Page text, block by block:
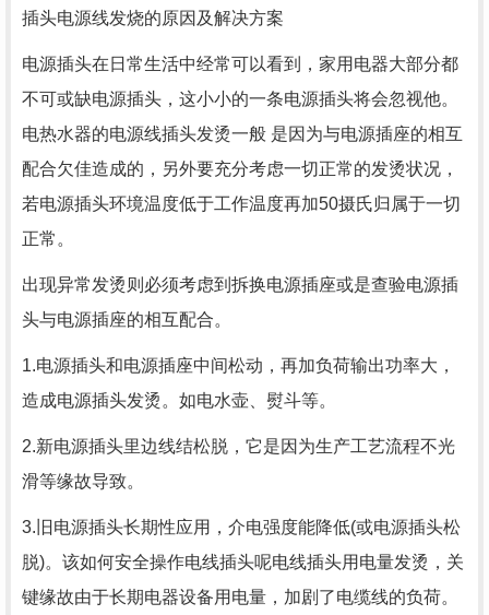
插头电源线发烧的原因及解决方案
电源插头在日常生活中经常可以看到，家用电器大部分都
不可或缺电源插头，这小小的一条电源插头将会忽视他。
电热水器的电源线插头发烫一般 是因为与电源插座的相互
配合欠佳造成的，另外要充分考虑一切正常的发烫状况，
若电源插头环境温度低于工作温度再加50摄氏归属于一切
正常。
出现异常发烫则必须考虑到拆换电源插座或是查验电源插
头与电源插座的相互配合。
1.电源插头和电源插座中间松动，再加负荷输出功率大，
造成电源插头发烫。如电水壶、熨斗等。
2.新电源插头里边线结松脱，它是因为生产工艺流程不光
滑等缘故导致。
3.旧电源插头长期性应用，介电强度能降低(或电源插头松
脱)。该如何安全操作电线插头呢电线插头用电量发烫，关
键缘故由于长期电器设备用电量，加剧了电缆线的负荷。